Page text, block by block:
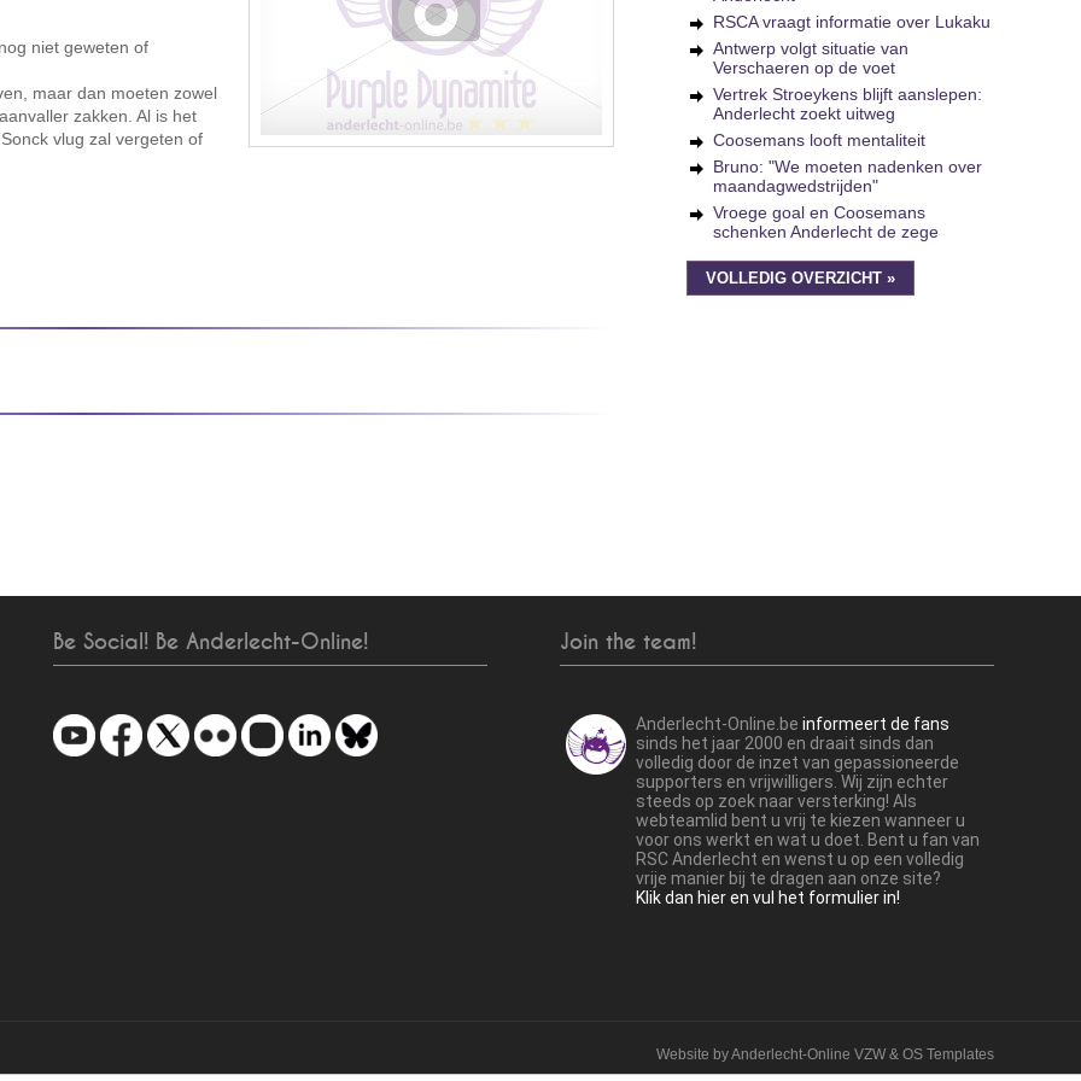
niet geweten of
maar dan moeten zowel
zakken. Al is het
vlug zal vergeten of
RSCA vraagt informatie over Lukaku
Antwerp volgt situatie van
Verschaeren op de voet
Vertrek Stroeykens blijft aanslepen:
Anderlecht zoekt uitweg
Coosemans looft mentaliteit
Bruno: "We moeten nadenken over
maandagwedstrijden"
Vroege goal en Coosemans
schenken Anderlecht de zege
VOLLEDIG OVERZICHT »
Be Social! Be Anderlecht-Online! Join the team!
Anderlecht-Online.be informeert de fans
sinds het jaar 2000 en draait sinds dan
volledig door de inzet van gepassioneerde
supporters en vrijwilligers. Wij zijn echter
steeds op zoek naar versterking! Als
webteamlid bent u vrij te kiezen wanneer u
voor ons werkt en wat u doet. Bent u fan van
RSC Anderlecht en wenst u op een volledig
vrije manier bij te dragen aan onze site?
Klik dan hier en vul het formulier in!
Website byAnderlecht-Online VZW & OS Templates